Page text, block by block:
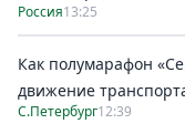
Россия13:25
Как полумарафон
движение
С.Петербург12:39